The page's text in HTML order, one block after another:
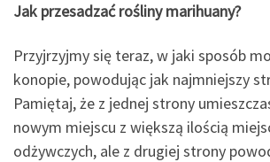
Jak przesadzać rośliny marihuany?
Przyjrzyjmy się teraz, w jaki sposób
konopie, powodując jak najmniejszy
Pamiętaj, że z jednej strony
nowym miejscu z większą ilością
odżywczych, ale z drugiej strony